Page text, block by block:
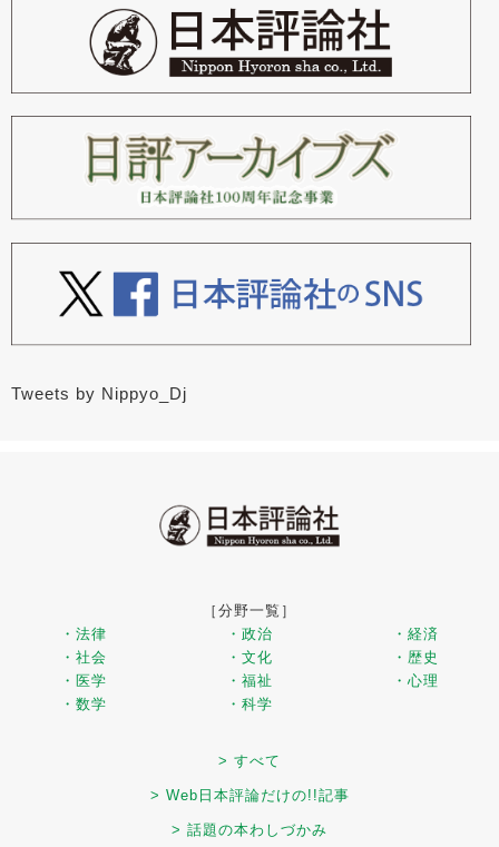
Tweets by Nippyo_Dj
［分野一覧］
・法律
・政治
・経済
・社会
・文化
・歴史
・医学
・福祉
・心理
・数学
・科学
> すべて
> Web日本評論だけの!!記事
> 話題の本わしづかみ